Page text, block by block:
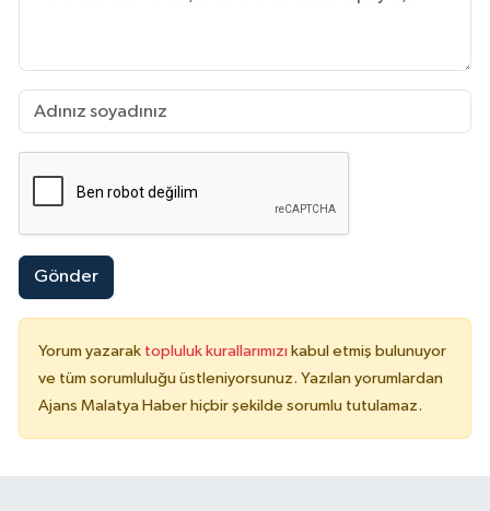
Gönder
Yorum yazarak topluluk kurallarımızı kabul etmiş bulunuyor
ve tüm sorumluluğu üstleniyorsunuz. Yazılan yorumlardan
Ajans Malatya Haber hiçbir şekilde sorumlu tutulamaz.